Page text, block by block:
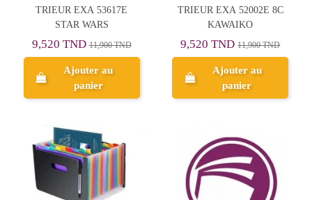
TRIEUR EXA 53617E
STAR WARS
9,520 TND11,900 TND
Ajouter au
panier
TRIEUR EXA 52002E 8C
KAWAIKO
9,520 TND11,900 TND
Ajouter au
panier